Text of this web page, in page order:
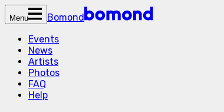
Menu
Bomond
Events
News
Artists
Photos
FAQ
Help